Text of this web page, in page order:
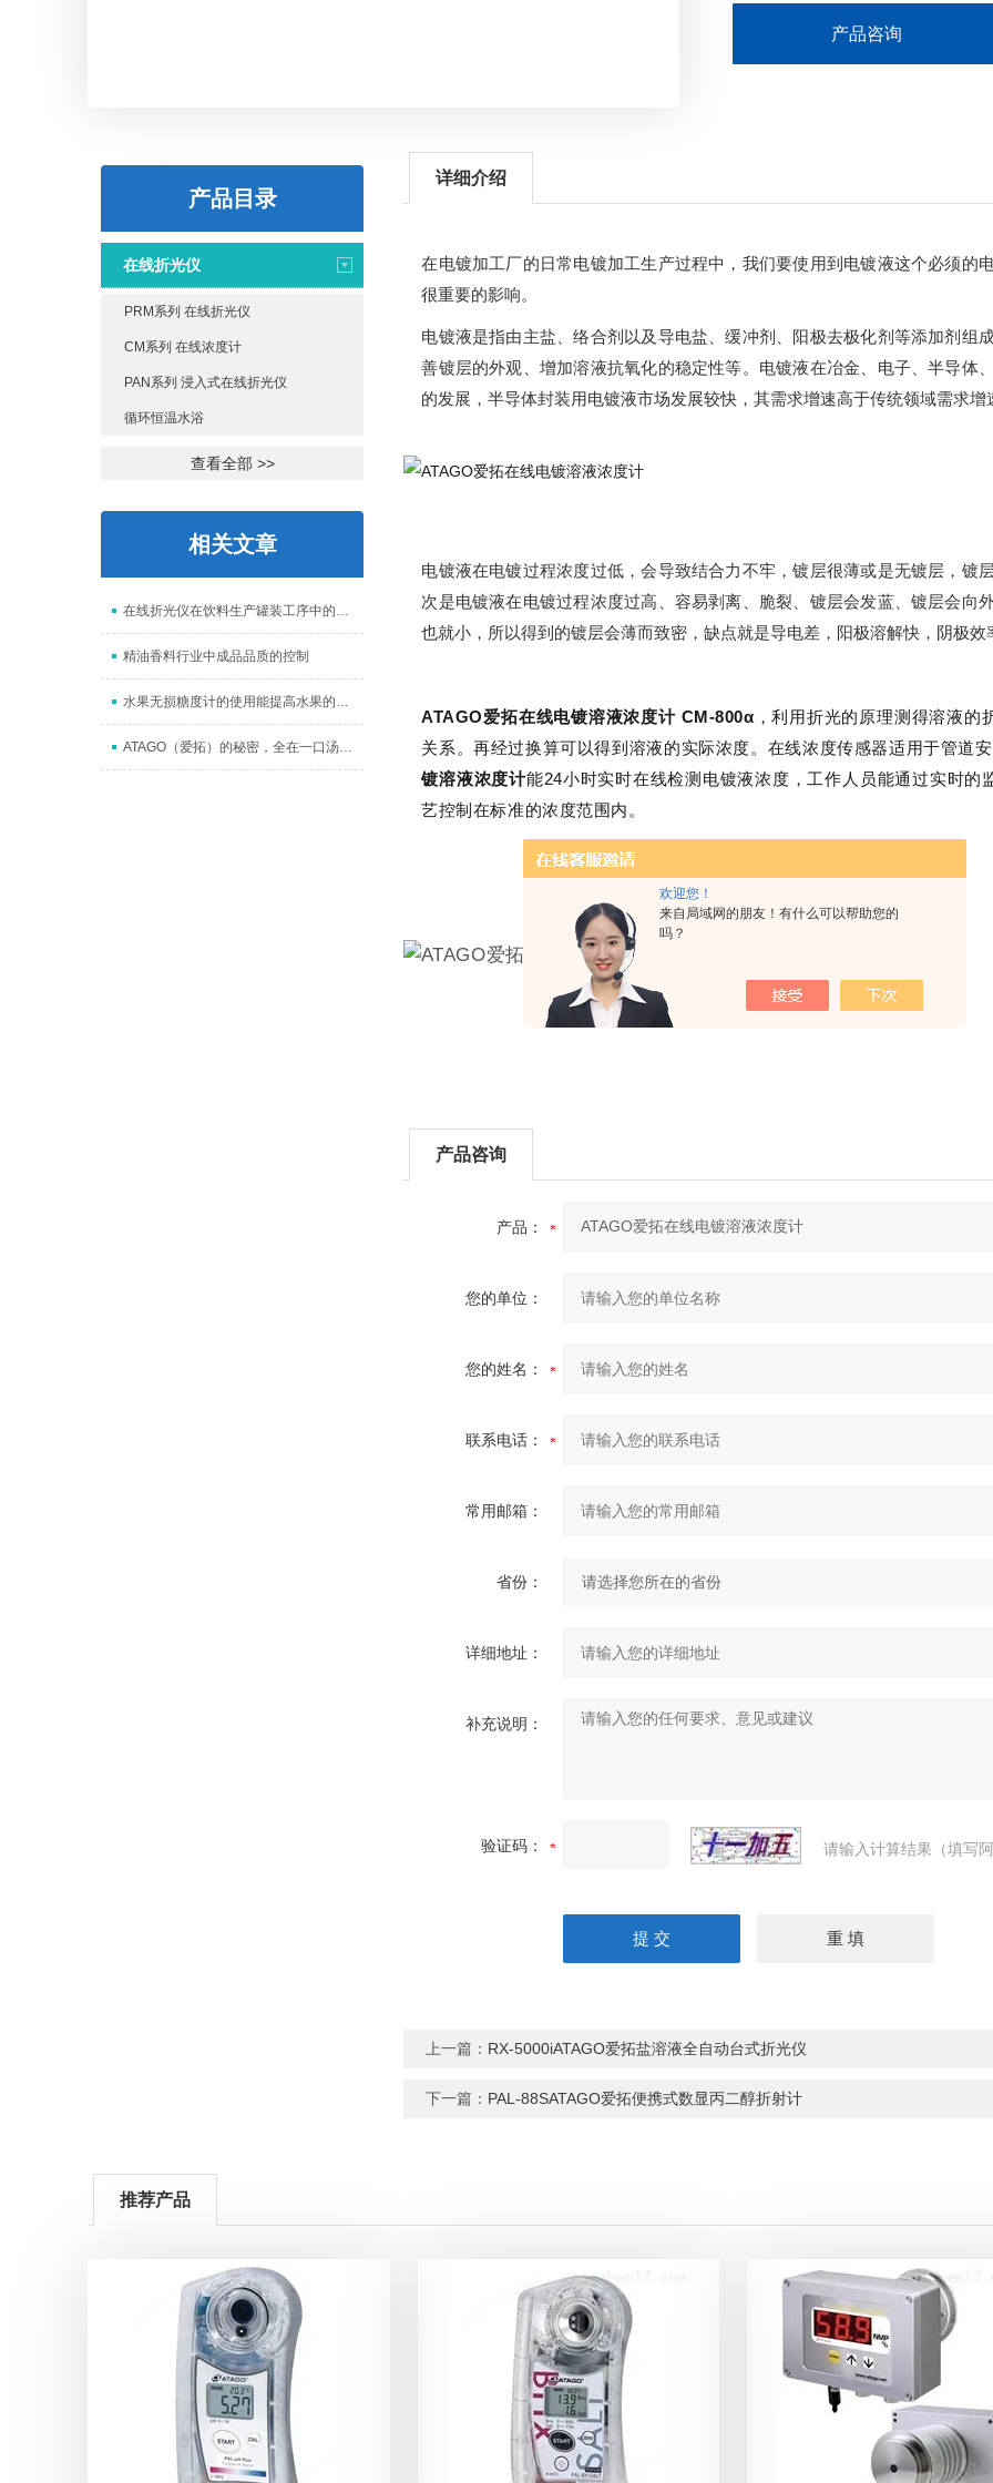
欢迎您！
来自局域网的朋友！有什么可以帮助您的
吗？
产品咨询
产品目录
在线折光仪
PRM系列 在线折光仪
CM系列 在线浓度计
PAN系列 浸入式在线折光仪
循环恒温水浴
查看全部 >>
相关文章
在线折光仪在饮料生产罐装工序中的应用
精油香料行业中成品品质的控制
水果无损糖度计的使用能提高水果的种植品质
ATAGO（爱拓）的秘密，全在一口汤里！
详细介绍
在电镀加工厂的日常电镀加工生产过程中，我们要使用到电镀液这个必须的
很重要的影响。
电镀液是指由主盐、络合剂以及导电盐、缓冲剂、阳极去极化剂等添加剂组
善镀层的外观、增加溶液抗氧化的稳定性等。电镀液在冶金、电子、半导体
的发展，半导体封装用电镀液市场发展较快，其需求增速高于传统领域需求增
电镀液在电镀过程浓度过低，会导致结合力不牢，镀层很薄或是无镀层，镀
次是电镀液在电镀过程浓度过高、容易剥离、脆裂、镀层会发蓝、镀层会向
也就小，所以得到的镀层会薄而致密，缺点就是导电差，阳极溶解快，阴极
ATAGO爱拓在线电镀溶液浓度计 CM-800α ，利用折光的原理测得溶液
关系。再经过换算可以得到溶液的实际浓度。在线浓度传感器适用于管道
镀溶液浓度计能24小时实时在线检测电镀液浓度，工作人员能通过实时
艺控制在标准的浓度范围内。
产品咨询
产品：
您的单位：
您的姓名：
联系电话：
常用邮箱：
省份：
详细地址：
补充说明：
验证码： 请输入计算结果（填写
上一篇： RX-5000iATAGO爱拓盐溶液全自动台式折光仪
下一篇： PAL-88SATAGO爱拓便携式数显丙二醇折射计
推荐产品